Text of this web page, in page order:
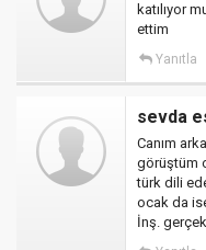
katılıyor
ettim
Yanıtla
sevda
Canım
görüştüm
türk dili
ocak da
İnş.